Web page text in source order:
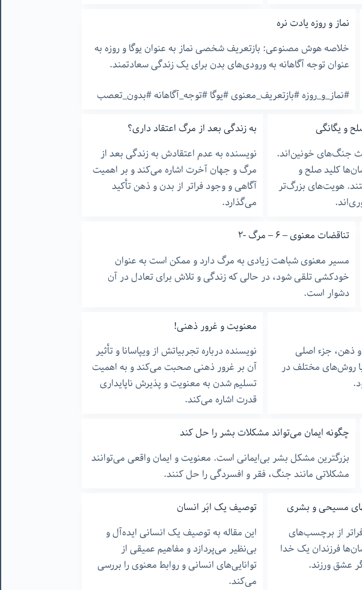
نماز و روزه یادت نره
خلاصه هوش مصنوعی: بازتعریف شخصی نماز به عنوان یوگا و روزه به
عنوان توجه آگاهانه به ورودی‌های بدن برای یک زندگی سعادتمند.
#نماز_و_روزه #بازتعریف_معنوی #یوگا #توجه_آگاهانه #بدون_تعصب
و یگانگی
جنگ‌های خونین‌اند.
کلید صلح و
هویت‌های بزرگ‌تر
به زندگی بعد از مرگ اعتقاد داری؟
نویسنده به عدم اعتقادش به زندگی بعد از
مرگ و جهان آخرت اشاره می‌کند و بر اهمیت
آگاهی و وجود فراتر از بدن و ذهن تأکید
می‌گذارد.
تناقضات معنوی – ۶ – مرگ -٢
مسیر معنوی شباهت زیادی به مرگ دارد و ممکن است به عنوان
خودکشی تلقی شود، در حالی که زندگی و تلاش برای تعادل در آن
دشوار است.
ذهن، جزء اصلی
روش‌های مختلف در
معنویت و غرور ذهنی!
نویسنده درباره تجربیاتش از ویپاسانا و تأثیر
آن بر غرور ذهنی صحبت می‌کند و به اهمیت
تسلیم شدن به معنویت و پذیرش ناپایداری
قدرت اشاره می‌کند.
چگونه ایمان می‌تواند مشکلات بشر را حل کند
بزرگترین مشکل بشر بی‌ایمانی است. معنویت و ایمان واقعی می‌توانند
مشکلاتی مانند جنگ، فقر و افسردگی را حل کنند.
مسیحی و بشری
از برچسب‌های
فرزندان یک خدا
عشق ورزند.
توصیف یک ابَر انسان
این مقاله به توصیف یک انسانی ایده‌آل و
بی‌نظیر می‌پردازد و مفاهیم عمیقی از
توانایی‌های انسانی و روابط معنوی را بررسی
می‌کند.